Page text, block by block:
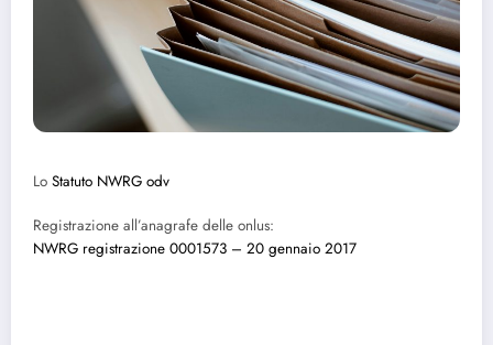
Lo Statuto NWRG odv
Registrazione all’anagrafe delle onlus:
NWRG registrazione 0001573 – 20 gennaio 2017